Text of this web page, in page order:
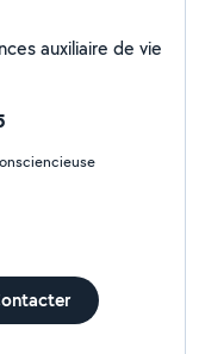
auxiliaire de vie